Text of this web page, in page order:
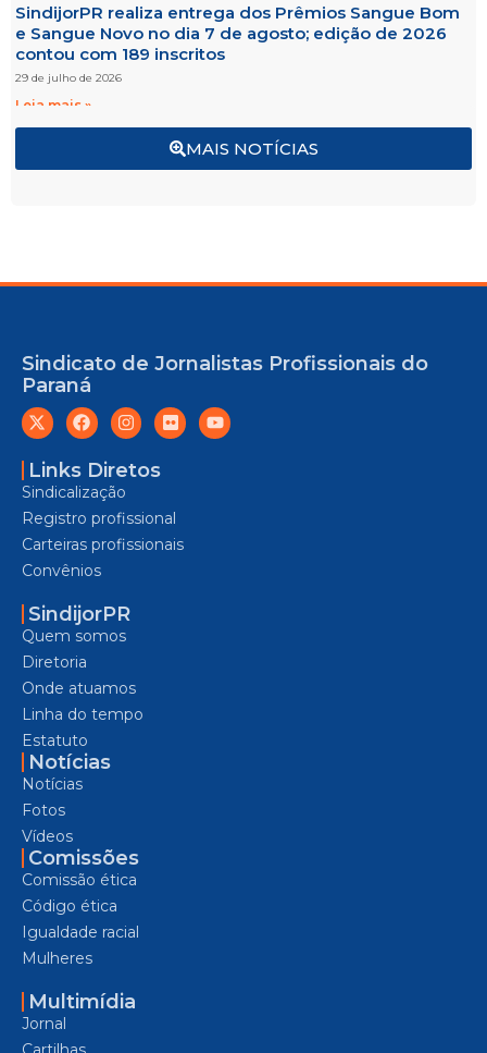
MAIS NOTÍCIAS
SindijorPR realiza entrega dos Prêmios Sangue Bom
e Sangue Novo no dia 7 de agosto; edição de 2026
contou com 189 inscritos
29 de julho de 2026
Leia mais »
Sindicato de Jornalistas Profissionais do
Paraná
Links Diretos
Sindicalização
Registro profissional
Carteiras profissionais
Convênios
SindijorPR
Quem somos
Diretoria
Onde atuamos
Linha do tempo
Estatuto
Notícias
Notícias
Fotos
Vídeos
Comissões
Comissão ética
Código ética
Igualdade racial
Mulheres
Multimídia
Jornal